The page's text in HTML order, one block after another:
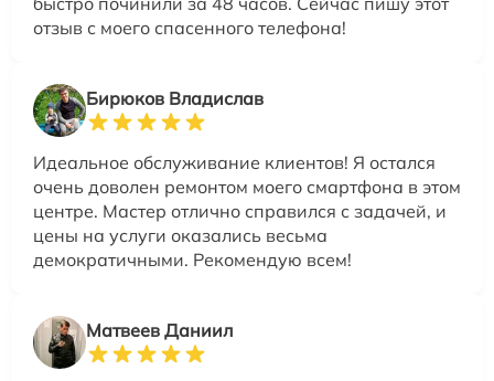
отзыв с моего спасенного телефона!
Бирюков Владислав
Идеальное обслуживание клиентов! Я остался
очень доволен ремонтом моего смартфона в этом
центре. Мастер отлично справился с задачей, и
цены на услуги оказались весьма
демократичными. Рекомендую всем!
Матвеев Даниил